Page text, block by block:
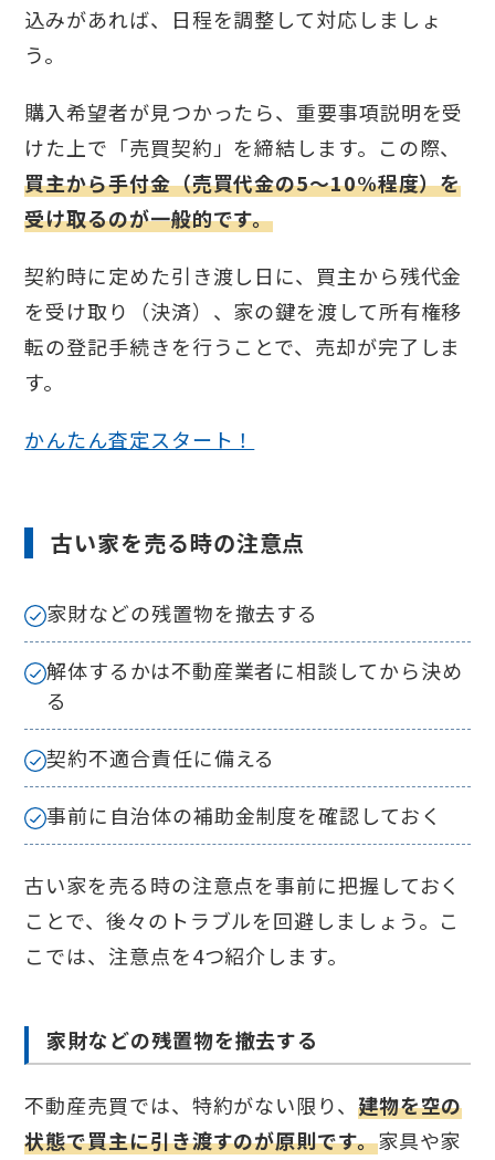
込みがあれば、日程を調整して対応しましょ
う。
購入希望者が見つかったら、重要事項説明を受
けた上で「売買契約」を締結します。この際、
買主から手付金（売買代金の5～10%程度）を
受け取るのが一般的です。
契約時に定めた引き渡し日に、買主から残代金
を受け取り（決済）、家の鍵を渡して所有権移
転の登記手続きを行うことで、売却が完了しま
す。
かんたん査定スタート！
古い家を売る時の注意点
家財などの残置物を撤去する
解体するかは不動産業者に相談してから決め
る
契約不適合責任に備える
事前に自治体の補助金制度を確認しておく
古い家を売る時の注意点を事前に把握しておく
ことで、後々のトラブルを回避しましょう。こ
こでは、注意点を4つ紹介します。
家財などの残置物を撤去する
不動産売買では、特約がない限り、 建物を空の
状態で買主に引き渡すのが原則です。家具や家